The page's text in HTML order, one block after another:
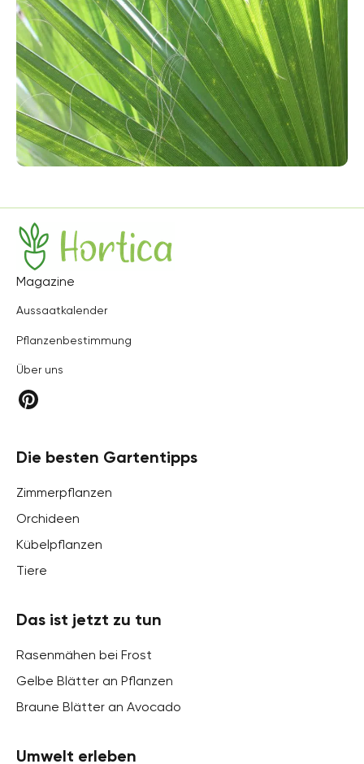
Hortica
Magazine
Aussaatkalender
Pflanzenbestimmung
Über uns
Die besten Gartentipps
Zimmerpflanzen
Orchideen
Kübelpflanzen
Tiere
Das ist jetzt zu tun
Rasenmähen bei Frost
Gelbe Blätter an Pflanzen
Braune Blätter an Avocado
Umwelt erleben